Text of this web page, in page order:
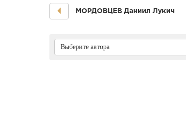
МОРДОВЦЕВ Даниил Лукич
Выберите автора